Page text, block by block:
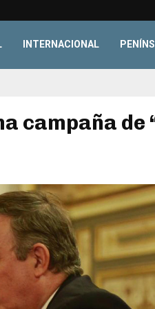
INTERNACIONAL
campaña de